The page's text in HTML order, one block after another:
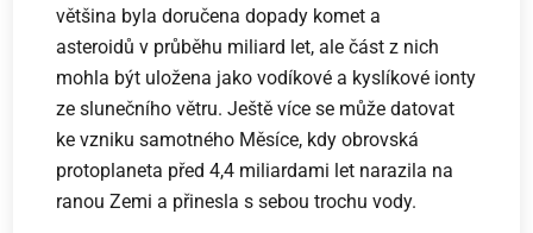
většina byla doručena dopady komet a
asteroidů v průběhu miliard let, ale část z nich
mohla být uložena jako vodíkové a kyslíkové ionty
ze slunečního větru. Ještě více se může datovat
ke vzniku samotného Měsíce, kdy obrovská
protoplaneta před 4,4 miliardami let narazila na
ranou Zemi a přinesla s sebou trochu vody.